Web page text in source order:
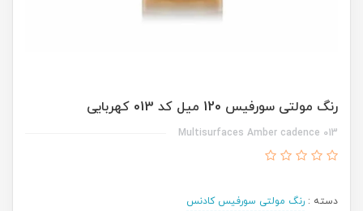
رنگ مولتی سورفیس 120 میل کد 013 کهربایی
Multisurfaces Amber cadence 013
دسته : رنگ مولتی سورفیس کادنس